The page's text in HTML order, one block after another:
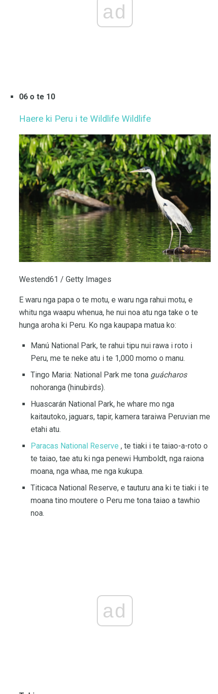
ad
06 o te 10
Haere ki Peru i te Wildlife Wildlife
Westend61 / Getty Images
E waru nga papa o te motu, e waru nga rahui motu, e
whitu nga waapu whenua, he nui noa atu nga take o te
hunga aroha ki Peru. Ko nga kaupapa matua ko:
Manú National Park, te rahui tipu nui rawa i roto i
Peru, me te neke atu i te 1,000 momo o manu.
Tingo Maria: National Park me tona guácharos
nohoranga (hinubirds).
Huascarán National Park, he whare mo nga
kaitautoko, jaguars, tapir, kamera taraiwa Peruvian me
etahi atu.
Paracas National Reserve , te tiaki i te taiao-a-roto o
te taiao, tae atu ki nga penewi Humboldt, nga raiona
moana, nga whaa, me nga kukupa.
Titicaca National Reserve, e tauturu ana ki te tiaki i te
moana tino moutere o Peru me tona taiao a tawhio
noa.
ad